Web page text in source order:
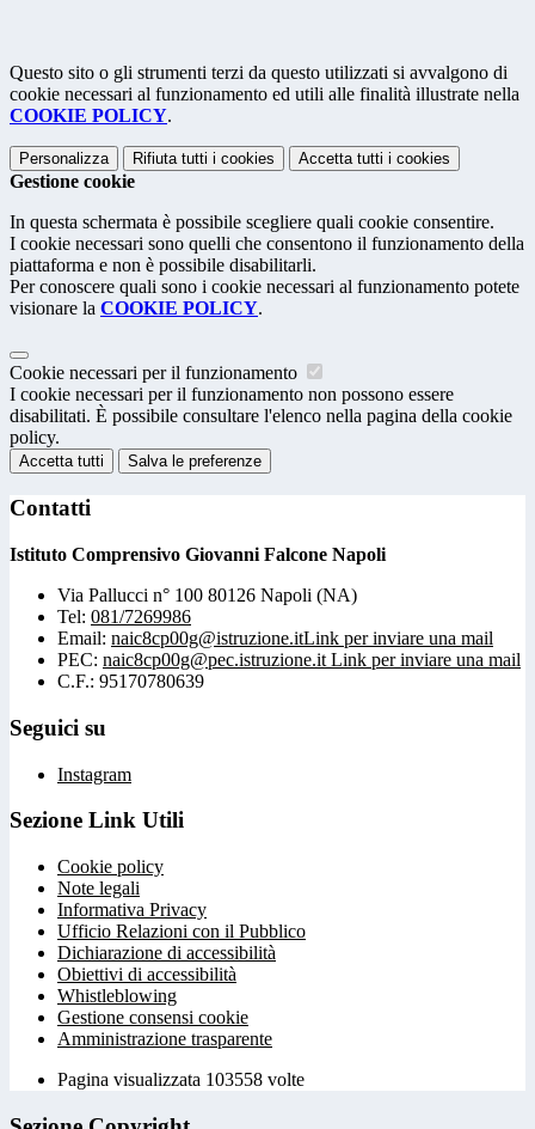
Questo sito o gli strumenti terzi da questo utilizzati si avvalgono di
cookie necessari al funzionamento ed utili alle finalità illustrate nella
COOKIE POLICY.
Personalizza Rifiuta tutti i cookies Accetta tutti i cookies
Gestione cookie
In questa schermata è possibile scegliere quali cookie consentire.
I cookie necessari sono quelli che consentono il funzionamento della
piattaforma e non è possibile disabilitarli.
Per conoscere quali sono i cookie necessari al funzionamento potete
visionare la COOKIE POLICY.
Cookie necessari per il funzionamento
I cookie necessari per il funzionamento non possono essere
disabilitati. È possibile consultare l'elenco nella pagina della cookie
policy.
Accetta tutti Salva le preferenze
Contatti
Istituto Comprensivo Giovanni Falcone Napoli
Via Pallucci n° 100 80126 Napoli (NA)
Tel: 081/7269986
Email: naic8cp00g@istruzione.itLink per inviare una mail
PEC: naic8cp00g@pec.istruzione.it Link per inviare una mail
C.F.: 95170780639
Seguici su
Instagram
Sezione Link Utili
Cookie policy
Note legali
Informativa Privacy
Ufficio Relazioni con il Pubblico
Dichiarazione di accessibilità
Obiettivi di accessibilità
Whistleblowing
Gestione consensi cookie
Amministrazione trasparente
Pagina visualizzata 103558 volte